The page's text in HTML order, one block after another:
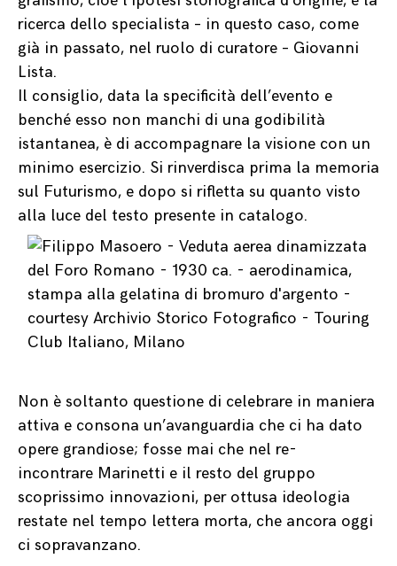
ricerca dello specialista – in questo caso, come
già in passato, nel ruolo di curatore – Giovanni
Lista.
Il consiglio, data la specificità dell’evento e
benché esso non manchi di una godibilità
istantanea, è di accompagnare la visione con un
minimo esercizio. Si rinverdisca prima la memoria
sul Futurismo, e dopo si rifletta su quanto visto
alla luce del testo presente in catalogo.
Non è soltanto questione di celebrare in maniera
attiva e consona un’avanguardia che ci ha dato
opere grandiose; fosse mai che nel re-
incontrare Marinetti e il resto del gruppo
scoprissimo innovazioni, per ottusa ideologia
restate nel tempo lettera morta, che ancora oggi
ci sopravanzano.